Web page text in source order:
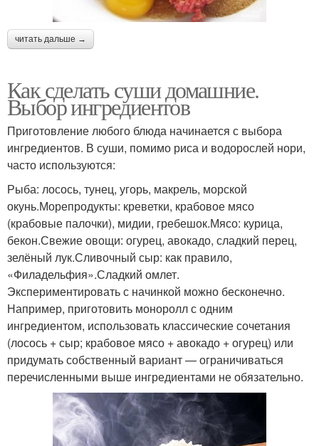
читать дальше →
Как сделать суши домашние.
Выбор ингредиентов
Приготовление любого блюда начинается с выбора
ингредиентов. В суши, помимо риса и водорослей нори,
часто используются:
Рыба: лосось, тунец, угорь, макрель, морской
окунь.Морепродукты: креветки, крабовое мясо
(крабовые палочки), мидии, гребешок.Мясо: курица,
бекон.Свежие овощи: огурец, авокадо, сладкий перец,
зелёный лук.Сливочный сыр: как правило,
«Филадельфия».Сладкий омлет.
Экспериментировать с начинкой можно бесконечно.
Например, приготовить моноролл с одним
ингредиентом, использовать классические сочетания
(лосось + сыр; крабовое мясо + авокадо + огурец) или
придумать собственный вариант — ограничиваться
перечисленными выше ингредиентами не обязательно.